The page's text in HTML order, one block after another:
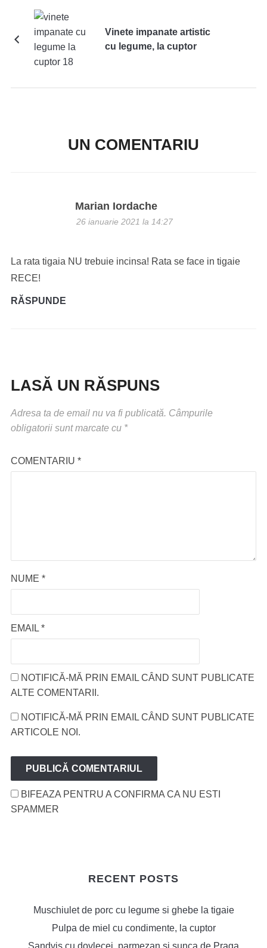
Vinete impanate artistic
cu legume, la cuptor
UN COMENTARIU
Marian Iordache
26 ianuarie 2021 la 14:27
La rata tigaia NU trebuie incinsa! Rata se face in tigaie
RECE!
RĂSPUNDE
LASĂ UN RĂSPUNS
Adresa ta de email nu va fi publicată. Câmpurile
obligatorii sunt marcate cu *
COMENTARIU *
NUME *
EMAIL *
NOTIFICĂ-MĂ PRIN EMAIL CÂND SUNT PUBLICATE
ALTE COMENTARII.
NOTIFICĂ-MĂ PRIN EMAIL CÂND SUNT PUBLICATE
ARTICOLE NOI.
BIFEAZA PENTRU A CONFIRMA CA NU ESTI
SPAMMER
RECENT POSTS
Muschiulet de porc cu legume si ghebe la tigaie
Pulpa de miel cu condimente, la cuptor
Sandvis cu dovlecei, parmezan si sunca de Praga